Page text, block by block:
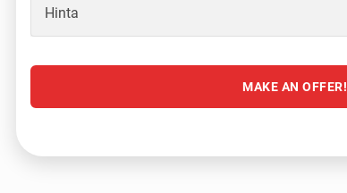
Hinta
MAKE AN OFFER!